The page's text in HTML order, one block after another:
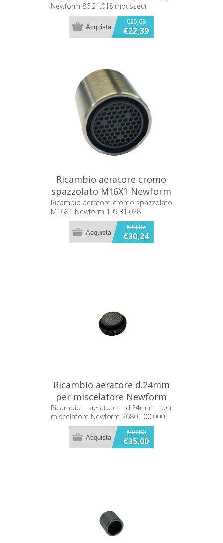
Newform 86.21.018 mousseur
€25,08
€22,39
Ricambio aeratore cromo
spazzolato M16X1 Newform
105.31.028
Ricambio aeratore cromo spazzolato
M16X1 Newform 105.31.028
€33,87
€30,24
Ricambio aeratore d.24mm
per miscelatore Newform
26801.00.000
Ricambio aeratore d.24mm per
miscelatore Newform 26801.00.000
€38,00
€35,00